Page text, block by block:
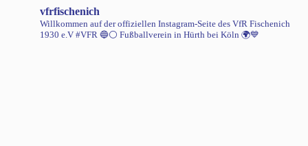
vfrfischenich
Willkommen auf der offiziellen Instagram-Seite des VfR Fischenich
1930 e.V #VFR 🔵⚪️ Fußballverein in Hürth bei Köln 🌍💙